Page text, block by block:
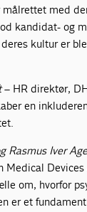
målrettet med
kandidat- og
kultur er
– HR direktør,
en
Rasmus Iver
Medical
om, hvorfor
er et